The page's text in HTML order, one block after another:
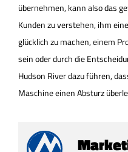
übernehmen, kann also das
Kunden zu verstehen, ihm
glücklich zu machen, einem
sein oder durch die
Hudson River dazu führen,
Maschine einen Absturz